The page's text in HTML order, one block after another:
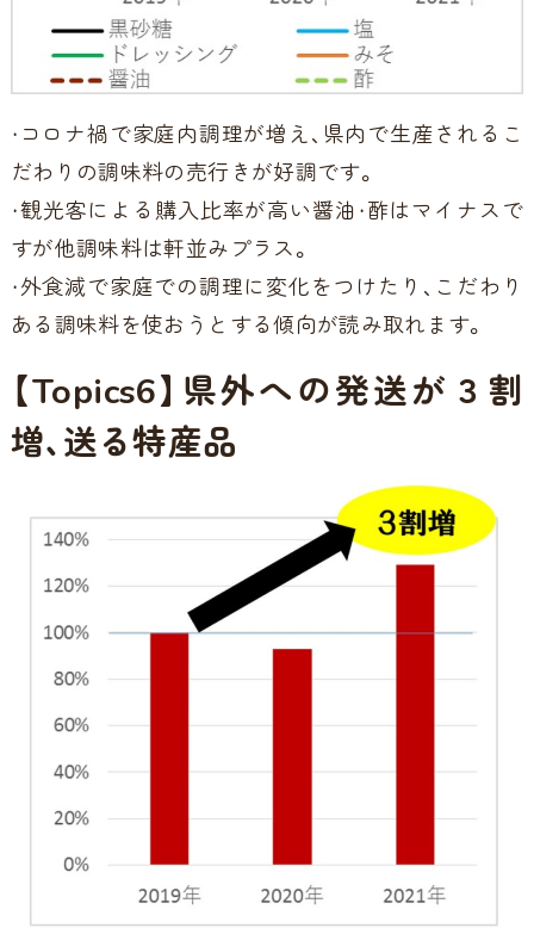
・コロナ禍で家庭内調理が増え、県内で生産されるこ
だわりの調味料の売行きが好調です。
・観光客による購入比率が高い醤油・酢はマイナスで
すが他調味料は軒並みプラス。
・外食減で家庭での調理に変化をつけたり、こだわり
ある調味料を使おうとする傾向が読み取れます。
【Topics6】県外への発送が３割
増、送る特産品